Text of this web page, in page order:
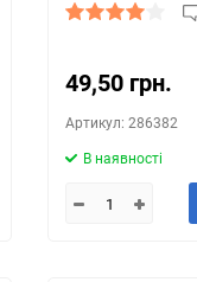
49,50 грн.
Артикул: 286382
В наявності